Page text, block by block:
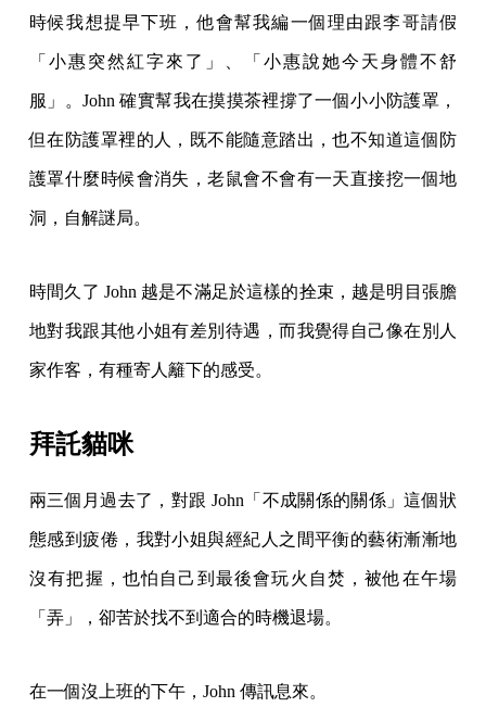
時候我想提早下班，他會幫我編一個理由跟李哥請假
「小惠突然紅字來了」、「小惠說她今天身體不舒
服」。John 確實幫我在摸摸茶裡撐了一個小小防護罩，
但在防護罩裡的人，既不能隨意踏出，也不知道這個防
護罩什麼時候會消失，老鼠會不會有一天直接挖一個地
洞，自解謎局。
時間久了 John 越是不滿足於這樣的拴束，越是明目張膽
地對我跟其他小姐有差別待遇，而我覺得自己像在別人
家作客，有種寄人籬下的感受。
拜託貓咪
兩三個月過去了，對跟 John「不成關係的關係」這個狀
態感到疲倦，我對小姐與經紀人之間平衡的藝術漸漸地
沒有把握，也怕自己到最後會玩火自焚，被他在午場
「弄」，卻苦於找不到適合的時機退場。
在一個沒上班的下午，John 傳訊息來。